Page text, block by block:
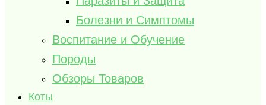
Болезни и Симптомы
Воспитание и Обучение
Породы
Обзоры Товаров
Коты